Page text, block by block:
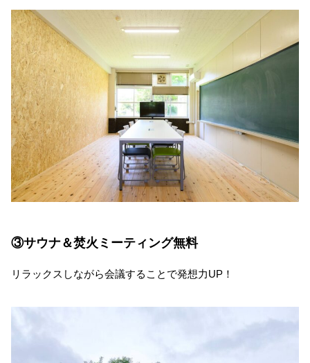
③サウナ＆焚火ミーティング無料
リラックスしながら会議することで発想力UP！